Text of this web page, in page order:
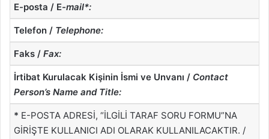
E-posta / E-mail*:
Telefon / Telephone:
Faks / Fax:
İrtibat Kurulacak Kişinin İsmi ve Unvanı / Contact
Person’s Name and Title:
* E-POSTA ADRESİ, “İLGİLİ TARAF SORU FORMU”NA
GİRİŞTE KULLANICI ADI OLARAK KULLANILACAKTIR. /